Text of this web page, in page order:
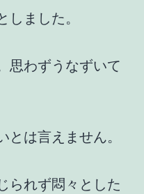
しました。
思わずうなずいて
とは言えません。
られず悶々とした